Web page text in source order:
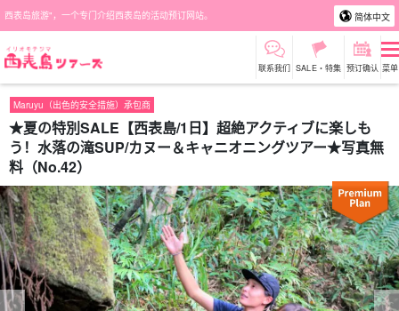
西表岛旅游"，一个专门介绍西表岛的活动预订网站。 简体中文
联系我们 SALE・特集 预订确认 菜单
Maruyu（出色的安全措施）承包商
★夏の特別SALE【西表島/1日】超絶アクティブに楽しも
う！水落の滝SUP/カヌー＆キャニオニングツアー★写真無
料（No.42）